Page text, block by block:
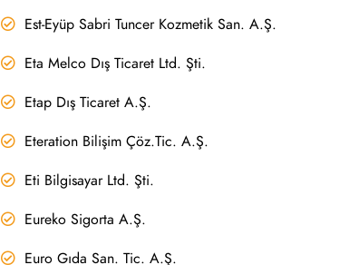
Est-Eyüp Sabri Tuncer Kozmetik San. A.Ş.
Eta Melco Dış Ticaret Ltd. Şti.
Etap Dış Ticaret A.Ş.
Eteration Bilişim Çöz.Tic. A.Ş.
Eti Bilgisayar Ltd. Şti.
Eureko Sigorta A.Ş.
Euro Gıda San. Tic. A.Ş.